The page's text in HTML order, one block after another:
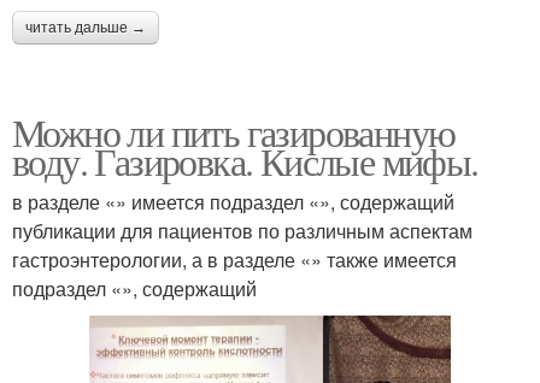
читать дальше →
Можно ли пить газированную
воду. Газировка. Кислые мифы.
в разделе «» имеется подраздел «», содержащий
публикации для пациентов по различным аспектам
гастроэнтерологии, а в разделе «» также имеется
подраздел «», содержащий